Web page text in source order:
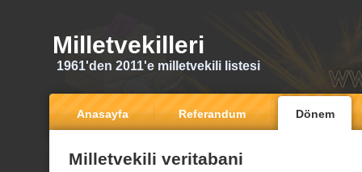
Milletvekilleri
1961'den 2011'e milletvekili listesi
Anasayfa Referandum Dönem
Milletvekili veritabani